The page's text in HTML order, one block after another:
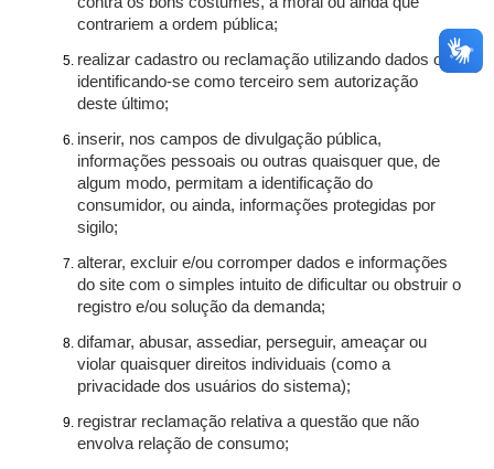
contrariem a ordem pública;
realizar cadastro ou reclamação utilizando dados ou
identificando-se como terceiro sem autorização
deste último;
inserir, nos campos de divulgação pública,
informações pessoais ou outras quaisquer que, de
algum modo, permitam a identificação do
consumidor, ou ainda, informações protegidas por
sigilo;
alterar, excluir e/ou corromper dados e informações
do site com o simples intuito de dificultar ou obstruir o
registro e/ou solução da demanda;
difamar, abusar, assediar, perseguir, ameaçar ou
violar quaisquer direitos individuais (como a
privacidade dos usuários do sistema);
registrar reclamação relativa a questão que não
envolva relação de consumo;